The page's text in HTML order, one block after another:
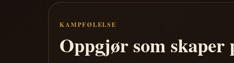
KAMPFØLELSE
Oppgjør som skaper